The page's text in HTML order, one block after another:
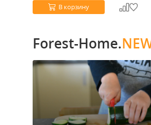
В корзину
Forest-Home.